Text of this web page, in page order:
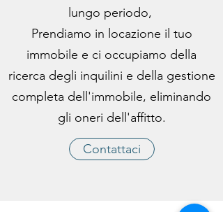
lungo periodo,
Prendiamo in locazione il tuo
immobile e ci occupiamo della
ricerca degli inquilini e della gestione
completa dell'immobile, eliminando
gli oneri dell'affitto.
Contattaci